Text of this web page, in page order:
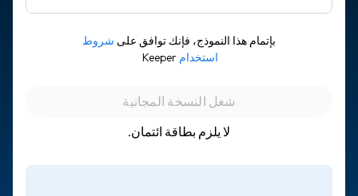
بإتمام هذا النموذج، فإنك توافق على شروط
استخدام
لا يلزم بطاقة ائتمان.